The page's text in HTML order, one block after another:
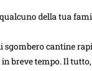
della tua
cantine
in breve tempo. Il